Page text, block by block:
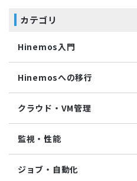
カテゴリ
Hinemos入門
Hinemosへの移行
クラウド・VM管理
クラウド・VM共通
クラウド管理機能(AWS)
VM管理機能
監視・性能
パケットキャプチャ監視
ジョブ・自動化